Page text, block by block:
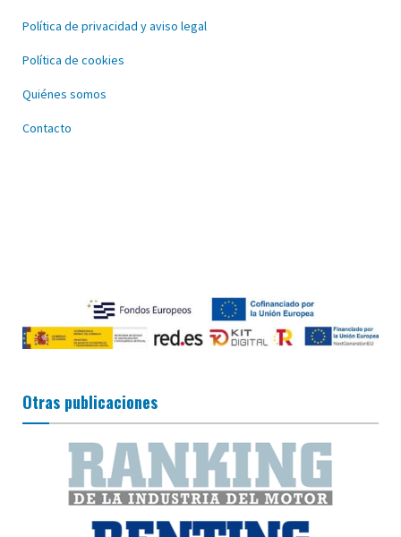
Política de privacidad y aviso legal
Política de cookies
Quiénes somos
Contacto
Otras publicaciones